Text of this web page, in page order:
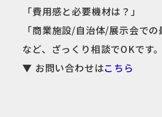
「費用感と必要機材は？」
「商業施設/自治体/展示会での
など、ざっくり相談でOKです。
▼ お問い合わせはこちら